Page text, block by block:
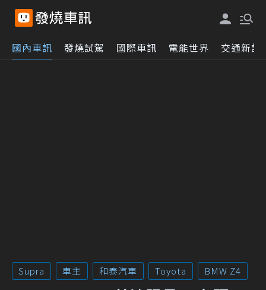
國內車訊 發燒試駕 國際車訊 電能世界 交通新訊
Supra 車主 和泰汽車 Toyota BMW Z4